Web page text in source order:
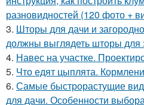
разновидностей (120 фото +
3. Шторы для дачи и
должны выглядеть шторы для
4. Навес на участке.
5. Что едят цыплята.
6. Самые быстрорастущие
для дачи. Особенности